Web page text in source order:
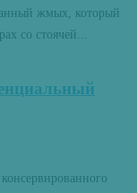
жмых, который
со стоячей...